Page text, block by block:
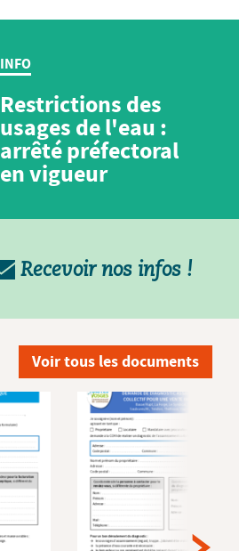
INFO
Restrictions des
usages de l'eau :
arrêté préfectoral
en vigueur
Recevoir nos infos !
Voir tous les documents